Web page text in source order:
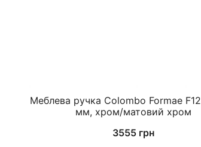
Меблева ручка Colombo Formae
мм, хром/матовий хром
3555 грн